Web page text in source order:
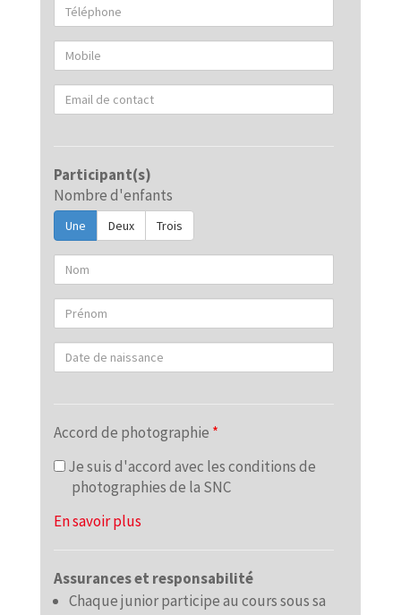
Téléphone
Mobile
Email de contact
Participant(s)
Nombre d'enfants
Une Deux Trois
Nom du 1er enfant
Prénom
Date de naissance
Accord de photographie *
Je suis d'accord avec les conditions de
photographies de la SNC
En savoir plus
Assurances et responsabilité
Chaque junior participe au cours sous sa